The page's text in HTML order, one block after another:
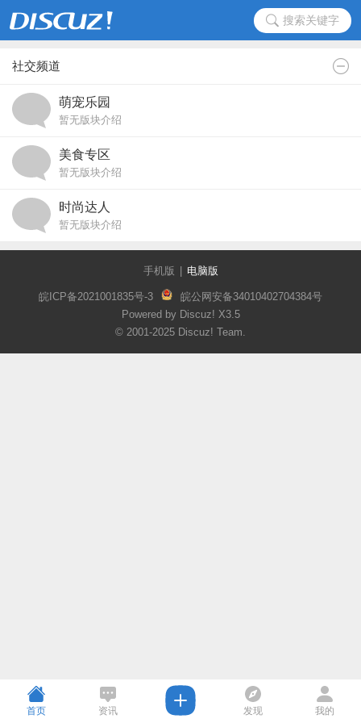
搜索关键字
社交频道
萌宠乐园
暂无版块介绍
美食专区
暂无版块介绍
时尚达人
暂无版块介绍
手机版 电脑版
皖ICP备2021001835号-3
皖公网安备34010402704384号
Powered by Discuz! X3.5
© 2001-2025 Discuz! Team.
首页 资讯 发现 我的